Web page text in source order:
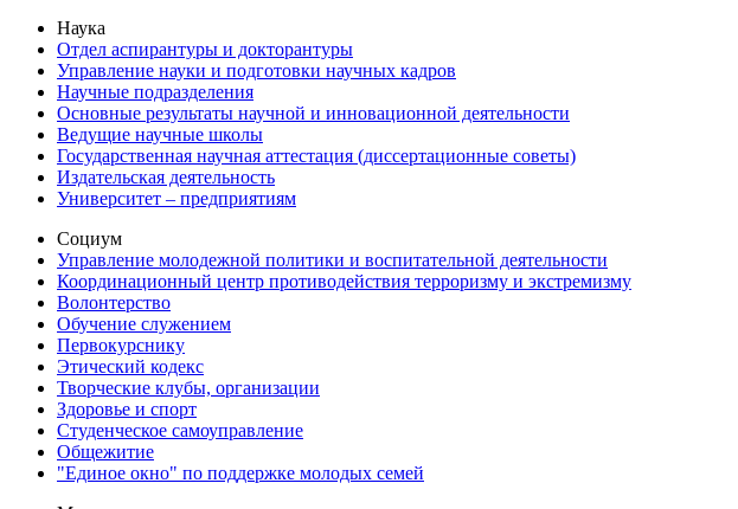
Наука
Отдел аспирантуры и докторантуры
Управление науки и подготовки научных кадров
Научные подразделения
Основные результаты научной и инновационной деятельности
Ведущие научные школы
Государственная научная аттестация (диссертационные советы)
Издательская деятельность
Университет – предприятиям
Социум
Управление молодежной политики и воспитательной деятельности
Координационный центр противодействия терроризму и экстремизму
Волонтерство
Обучение служением
Первокурснику
Этический кодекс
Творческие клубы, организации
Здоровье и спорт
Студенческое самоуправление
Общежитие
"Единое окно" по поддержке молодых семей